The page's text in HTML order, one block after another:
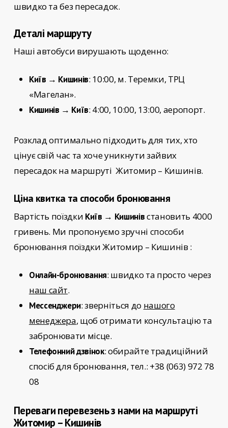
швидко та без пересадок.
Деталі маршруту
Наші автобуси вирушають щоденно:
Київ → Кишинів: 10:00, м. Теремки, ТРЦ
«Магелан».
Кишинів → Київ: 4:00, 10:00, 13:00, аеропорт.
Розклад оптимально підходить для тих, хто
цінує свій час та хоче уникнути зайвих
пересадок на маршруті Житомир – Кишинів.
Ціна квитка та способи бронювання
Вартість поїздки Київ → Кишинівстановить 4000
гривень. Ми пропонуємо зручні способи
бронювання поїздкиЖитомир – Кишинів :
Онлайн-бронювання: швидко та просто через
наш сайт.
Мессенджери: зверніться до нашого
менеджера, щоб отримати консультацію та
забронювати місце.
Телефонний дзвінок: обирайте традиційний
спосіб для бронювання, тел.: +38 (063) 972 78
08
Переваги перевезень з нами на маршруті
Житомир – Кишинів